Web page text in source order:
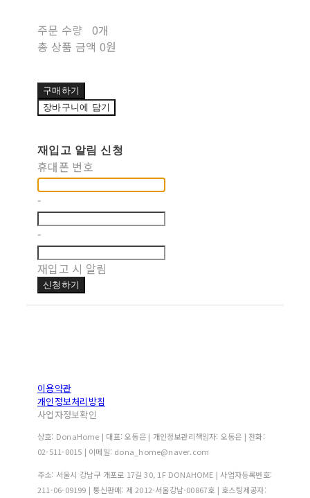
주문 수량
0개
총 상품 금액 0원
구매하기
장바구니에 담기
재입고 알림 신청
휴대폰 번호
-
-
재입고 시 알림
신청하기
이용약관
개인정보처리방침
사업자정보확인
상호: DonaHome | 대표: 오동은 | 개인정보관리책임자: 오동은 | 전화:
02-511-0015 | 이메일: dona_home@naver.com
주소: 서울시 강남구 개포로 17길 30, 1F DONAHOME | 사업자등록번호:
211-06-09199 | 통신판매: 제 2012-서울강남-00867호 | 호스팅제공자: